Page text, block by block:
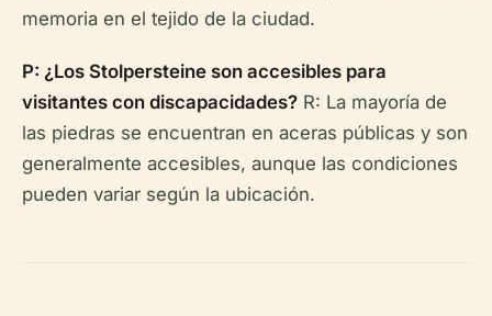
memoria en el tejido de la ciudad.
P: ¿Los Stolpersteine son accesibles para
visitantes con discapacidades? R: La mayoría de
las piedras se encuentran en aceras públicas y son
generalmente accesibles, aunque las condiciones
pueden variar según la ubicación.